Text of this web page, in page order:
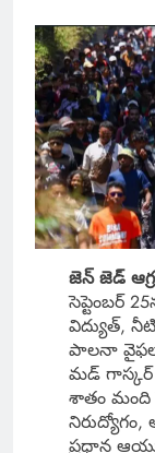
జెన్ జెడ్
సెప్టెంబర్
విద్యుత్,
పాలనా
మడ్
శాతం మంది
ప్రధాన